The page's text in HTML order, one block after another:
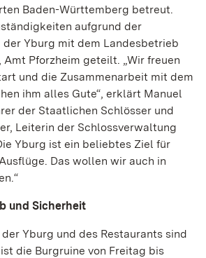
Baden-Württemberg betreut.
aufgrund der
Yburg mit dem Landesbetrieb
Amt Pforzheim geteilt. „Wir freuen
und die Zusammenarbeit mit dem
ihm alles Gute“, erklärt Manuel
der Staatlichen Schlösser und
Leiterin der Schlossverwaltung
Yburg ist ein beliebtes Ziel für
Das wollen wir auch in
und Sicherheit
Yburg und des Restaurants sind
die Burgruine von Freitag bis